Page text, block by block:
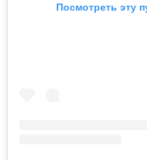
Посмотреть эту